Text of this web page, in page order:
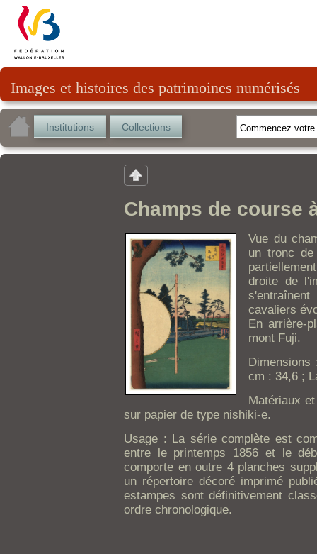
Images et histoires des patrimoines numérisés
Institutions Collections
Champs de course
Vue du
un tronc
droite de
cavaliers
En arrière-
mont Fuji.
Dimensions
cm : 34,6 ;
Matériaux
sur papier de type nishiki-e.
Usage : La série complète est
entre le printemps 1856 et le
comporte en outre 4 planches
un répertoire décoré imprimé
estampes sont définitivement
ordre chronologique.